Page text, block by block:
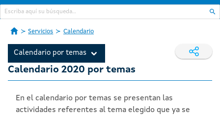
Servicios Calendario
Calendario por temas
Calendario 2020 por temas
En el calendario por temas se presentan las
actividades referentes al tema elegido que ya se